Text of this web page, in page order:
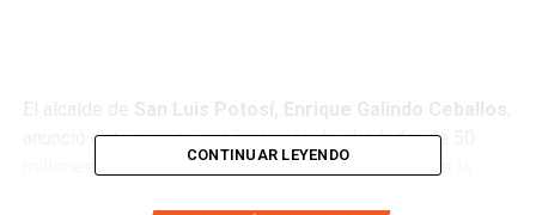
El alcalde de San Luis Potosí, Enrique Galindo Ceballos
anunció este viernes una inversión de alrededor de 50
millones de pesos para una intervención integral en la
CONTINUAR LEYENDO